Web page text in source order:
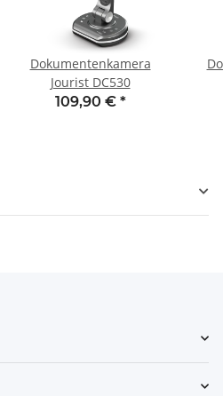
Dokumentenkamera
Jourist DC530
109,90 € *